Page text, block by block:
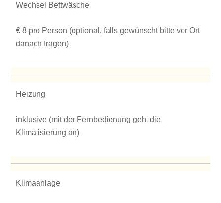
Wechsel Bettwäsche
€ 8 pro Person (optional, falls gewünscht bitte vor Ort
danach fragen)
Heizung
inklusive (mit der Fernbedienung geht die
Klimatisierung an)
Klimaanlage